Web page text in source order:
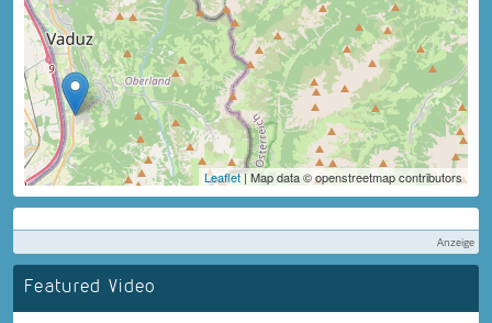
Leaflet| Map data © openstreetmap contributors
Anzeige
Featured Video